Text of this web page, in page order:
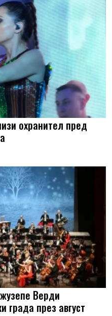
охранител пред
Верди
града през август